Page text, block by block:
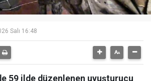
Salı 16:48
59 ilde düzenlenen uyuşturucu